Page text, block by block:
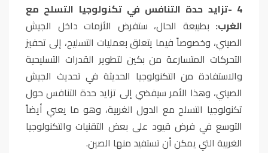
4
-تزايد حدة التنافس في تكنولوجيا التسلح مع
الغرب: بطبيعة الحال، ستفرض الأزمات داخل الجيش
الصيني، وخصوصاً فيما يتعلق بعمليات التسليح، إلى تحفيز
التحركات المتسارعة من بكين لتطوير القدرات التسليحية
والاستفادة من التكنولوجيا الحديثة في تحديث الجيش
الصيني، وهذا الأمر سيفضي إلى تزايد حدة التنافس حول
تكنولوجيا التسلح مع الدول الغربية، وهو ما يعني أيضاً
التوسع في فرض قيود على بعض التقنيات والتكنولوجيا
الغربية التي يمكن أن تستفيد منها الصين.